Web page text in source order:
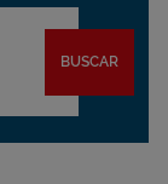
BUSCAR